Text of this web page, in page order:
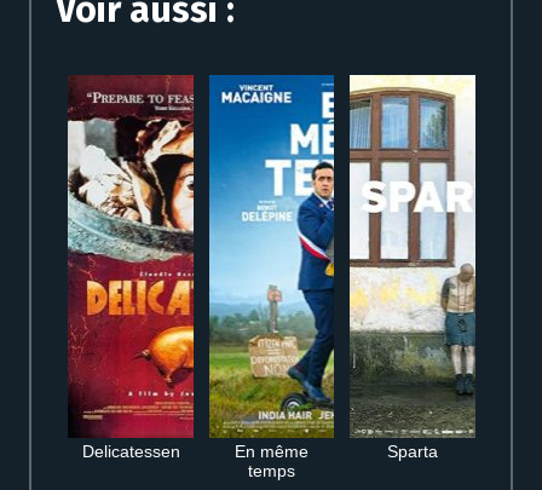
Voir aussi :
Delicatessen
En même
temps
Sparta